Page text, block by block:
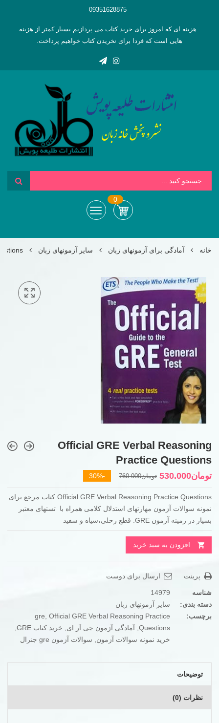
09351628875
هزینه ای که امروز برای خرید کتاب می پردازیم بسیار کمتر از هزینه
هایی است که فردا برای نخریدن کتاب خواهیم پرداخت.
0
خانه آمادگی برای آزمونهای زبان سایر آزمونهای زبان
Official GRE Verbal Reasoning
Practice Questions
تومان760.000قیمت
تومان760.000
بود.
تومان530.000
قیمت
تومان530.000
است.
Official GRE Verbal Reasoning Practice Questions کتاب مرجع برای
نمونه سوالات آزمون مهارتهای استدلال کلامی همراه با تستهای معتبر
بسیار در زمینه آزمون GRE. قطع رحلی،سیاه و سفید
افزودن به سبد خرید
پرینت ارسال برای دوست
شناسه
14979
دسته بندی:
سایر آزمونهای زبان
برچسب:
gre ,Official GRE Verbal Reasoning Practice
Questions
, آمادگی آزمون جی آر ای, خرید کتاب GRE
,
خرید نمونه سوالات آزمون, سوالات آزمون gre جنرال
توضیحات
نظرات (0)